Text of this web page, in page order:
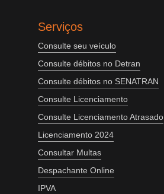
Serviços
Consulte seu veículo
Consulte débitos no Detran
Consulte débitos no SENATRAN
Consulte Licenciamento
Consulte Licenciamento Atrasado
Licenciamento 2024
Consultar Multas
Despachante Online
IPVA